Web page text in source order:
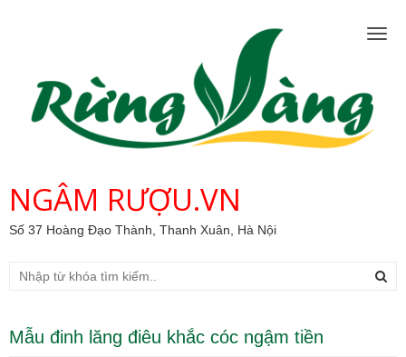
NGÂM RƯỢU.VN
Số 37 Hoàng Đạo Thành, Thanh Xuân, Hà Nội
Mẫu đinh lăng điêu khắc cóc ngậm tiền